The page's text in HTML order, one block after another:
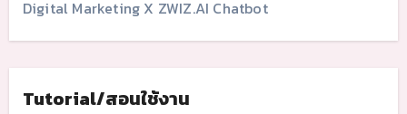
Digital Marketing X ZWIZ.AI Chatbot
Tutorial/สอนใช้งาน